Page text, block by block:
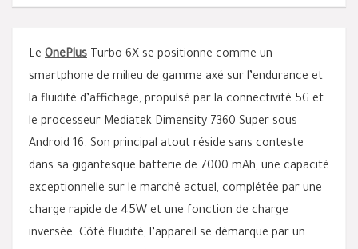
Le OnePlus Turbo 6X se positionne comme un
smartphone de milieu de gamme axé sur l’endurance et
la fluidité d’affichage, propulsé par la connectivité 5G et
le processeur Mediatek Dimensity 7360 Super sous
Android 16. Son principal atout réside sans conteste
dans sa gigantesque batterie de 7000 mAh, une capacité
exceptionnelle sur le marché actuel, complétée par une
charge rapide de 45W et une fonction de charge
inversée. Côté fluidité, l’appareil se démarque par un